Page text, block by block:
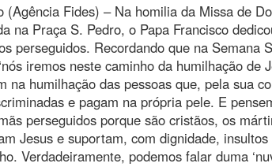
(Agência Fides) – Na homilia da Missa de
na Praça S. Pedro, o Papa Francisco
perseguidos. Recordando que na Semana
iremos neste caminho da humilhação de
na humilhação das pessoas que, pela sua
e pagam na própria pele. E
perseguidos porque são cristãos, os
Jesus e suportam, com dignidade,
Verdadeiramente, podemos falar duma